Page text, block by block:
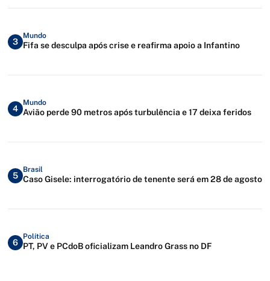
3
Mundo
Fifa se desculpa após crise e reafirma apoio a Infantino
4
Mundo
Avião perde 90 metros após turbulência e 17 deixa feridos
5
Brasil
Caso Gisele: interrogatório de tenente será em 28 de agosto
6
Política
PT, PV e PCdoB oficializam Leandro Grass no DF